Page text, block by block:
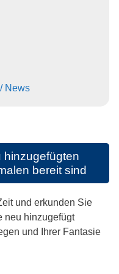
News
hinzugefügten
bereit sind
und erkunden Sie
neu hinzugefügt
und Ihrer Fantasie